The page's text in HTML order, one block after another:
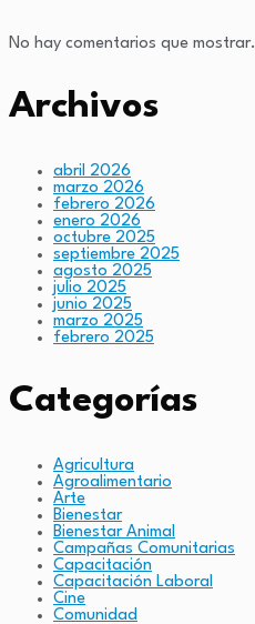
No hay comentarios que mostrar.
Archivos
abril 2026
marzo 2026
febrero 2026
enero 2026
octubre 2025
septiembre 2025
agosto 2025
julio 2025
junio 2025
marzo 2025
febrero 2025
Categorías
Agricultura
Agroalimentario
Arte
Bienestar
Bienestar Animal
Campañas Comunitarias
Capacitación
Capacitación Laboral
Cine
Comunidad